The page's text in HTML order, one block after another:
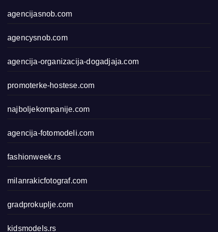
agencijasnob.com
agencysnob.com
agencija-organizacija-dogadjaja.com
promoterke-hostese.com
najboljekompanije.com
agencija-fotomodeli.com
fashionweek.rs
milanrakicfotograf.com
gradprokuplje.com
kidsmodels.rs